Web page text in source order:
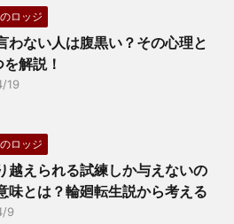
ロッジ
わない人は腹黒い？その心理と
解説！
19
ロッジ
越えられる試練しか与えないの
味とは？輪廻転生説から考える
9